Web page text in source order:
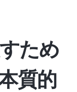
ため
質的